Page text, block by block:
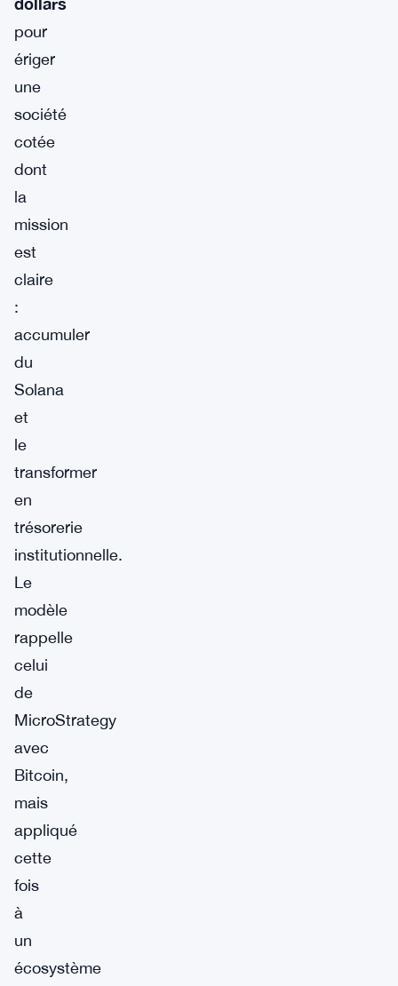
pour
ériger
une
société
cotée
dont
la
mission
est
claire
:
accumuler
du
Solana
et
le
transformer
en
trésorerie
institutionnelle.
Le
modèle
rappelle
celui
de
MicroStrategy
avec
Bitcoin,
mais
appliqué
cette
fois
à
un
écosystème